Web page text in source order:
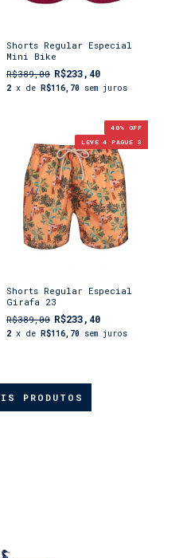
Shorts Regular Especial
Mini Bike
R$389,00 R$233,40
2 x de R$116,70 sem juros
40% OFF
LEVE 4 PAGUE 3
Shorts Regular Especial
Girafa 23
R$389,00 R$233,40
2 x de R$116,70 sem juros
PRODUTOS